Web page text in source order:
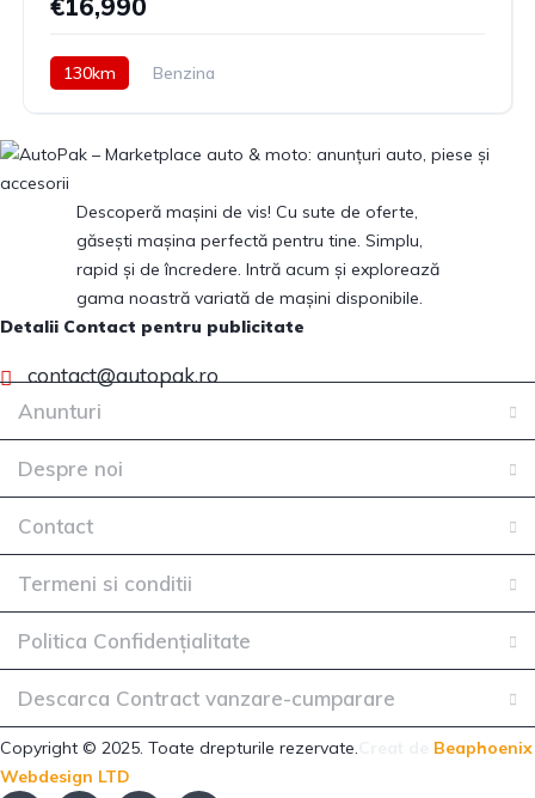
€16,990
130km Benzina
Descoperă mașini de vis! Cu sute de oferte,
găsești mașina perfectă pentru tine. Simplu,
rapid și de încredere. Intră acum și explorează
gama noastră variată de mașini disponibile.
Detalii Contact pentru publicitate
contact@autopak.ro
Anunturi
Despre noi
Contact
Termeni si conditii
Politica Confidențialitate
Descarca Contract vanzare-cumparare
Copyright © 2025. Toate drepturile rezervate.
Beaphoenix
Webdesign LTD